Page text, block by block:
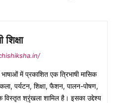
शिक्षा
में प्रकाशित एक त्रिभाषी मासिक
पर्यटन, शिक्षा, फैशन, पालन-पोषण,
विस्तृत श्रृंखला शामिल है। इसका उद्देश्य